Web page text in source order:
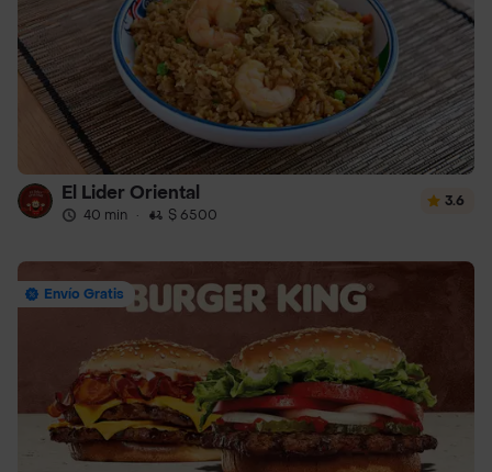
El Lider Oriental
40 min · $ 6500
3.6
Envío Gratis